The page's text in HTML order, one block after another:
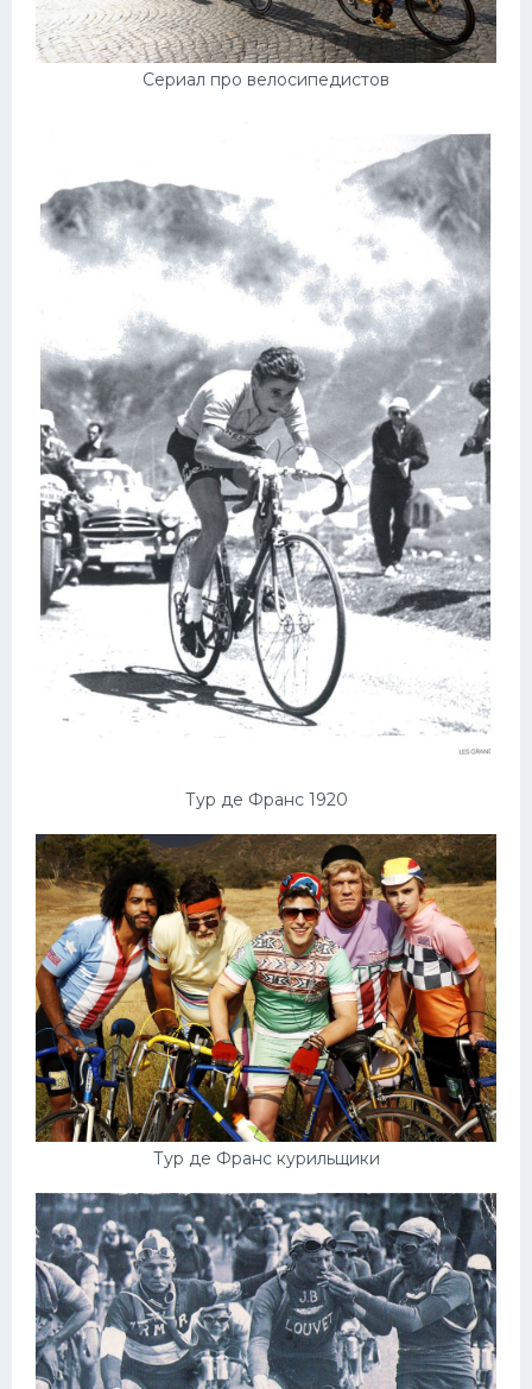
Сериал про велосипедистов
Тур де Франс 1920
Тур де Франс курильщики